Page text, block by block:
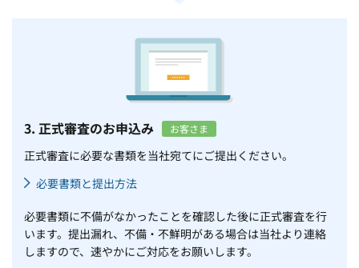
3. 正式審査のお申込み お客さま
正式審査に必要な書類を当社宛てにご提出ください。
必要書類と提出方法
必要書類に不備がなかったことを確認した後に正式審査を行
います。提出漏れ、不備・不鮮明がある場合は当社より連絡
しますので、速やかにご対応をお願いします。